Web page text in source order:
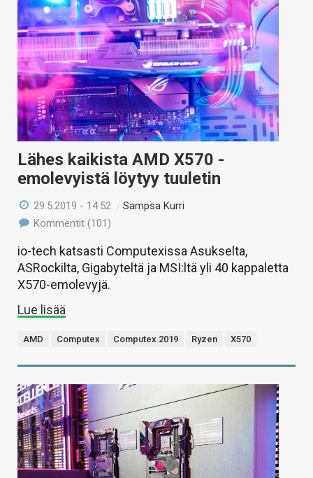
Lähes kaikista AMD X570 -
emolevyistä löytyy tuuletin
29.5.2019 - 14:52 /Sampsa Kurri
Kommentit (101)
io-tech katsasti Computexissa Asukselta,
ASRockilta, Gigabyteltä ja MSI:ltä yli 40 kappaletta
X570-emolevyjä.
Lue lisää
AMD Computex Computex 2019 Ryzen X570